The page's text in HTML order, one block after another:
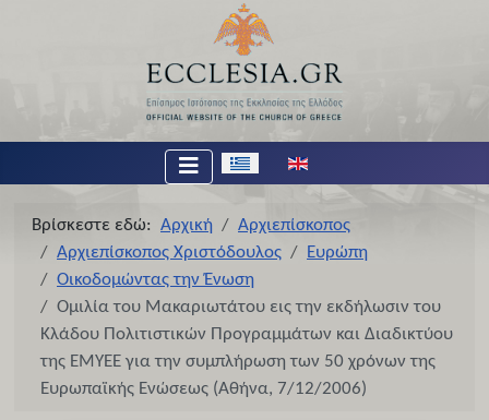
Επιλέξτε τη γλώσσα σας
Βρίσκεστε εδώ: Αρχική
Αρχιεπίσκοπος
Αρχιεπίσκοπος Χριστόδουλος
Ευρώπη
Οικοδομώντας την Ένωση
Ομιλία του Μακαριωτάτου εις την εκδήλωσιν του
Κλάδου Πολιτιστικών Προγραμμάτων και Διαδικτύου
της ΕΜΥΕΕ για την συμπλήρωση των 50 χρόνων της
Ευρωπαϊκής Ενώσεως (Αθήνα, 7/12/2006)